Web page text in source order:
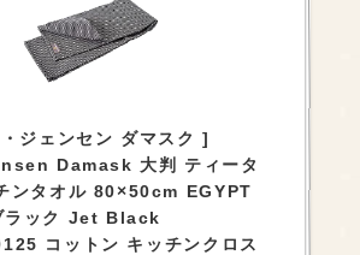
ジェンセン ダマスク ]
Damask 大判 ティータ
ンタオル 80×50cm EGYPT
ラック Jet Black
コットン キッチンクロス